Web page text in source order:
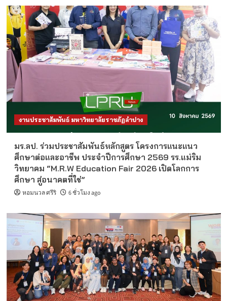
งานประชาสัมพันธ์ มหาวิทยาลัยราชภัฏลำปาง
มร.ลป. ร่วมประชาสัมพันธ์หลักสูตร โครงการแนะแนว
ศึกษาต่อและอาชีพ ประจำปีการศึกษา 2569 รร.แม่ริม
วิทยาคม “M.R.W Education Fair 2026 เปิดโลกการ
ศึกษา สู่อนาคตที่ใช่”
หอมนวล ศรีริ 6 ชั่วโมง ago